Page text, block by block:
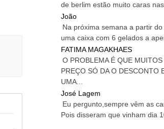
de berlim estão muito caras nas
João
Na próxima semana a partir
uma caixa com 6 gelados a
FATIMA MAGAKHAES
O PROBLEMA É QUE
PREÇO SÓ DA O DESCONTO
UMA...
José Lagem
Eu pergunto,sempre vêm as
Pois disseram que vinham dia